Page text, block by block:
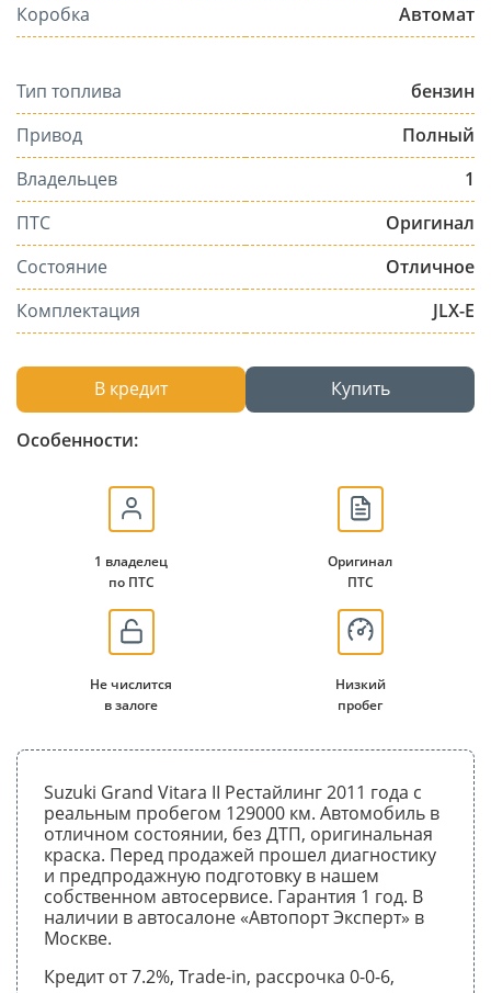
Коробка
Автомат
Тип топлива
бензин
Привод
Полный
Владельцев
1
ПТС
Оригинал
Состояние
Отличное
Комплектация
JLX-E
В кредит Купить
Особенности:
1 владелец
по ПТС
Оригинал
ПТС
Не числится
в залоге
Низкий
пробег
Suzuki Grand Vitara II Рестайлинг 2011 года с
реальным пробегом 129000 км. Автомобиль в
отличном состоянии, без ДТП, оригинальная
краска. Перед продажей прошел диагностику
и предпродажную подготовку в нашем
собственном автосервисе. Гарантия 1 год. В
наличии в автосалоне «Автопорт Эксперт» в
Москве.
Кредит от 7.2%, Trade-in, рассрочка 0-0-6,